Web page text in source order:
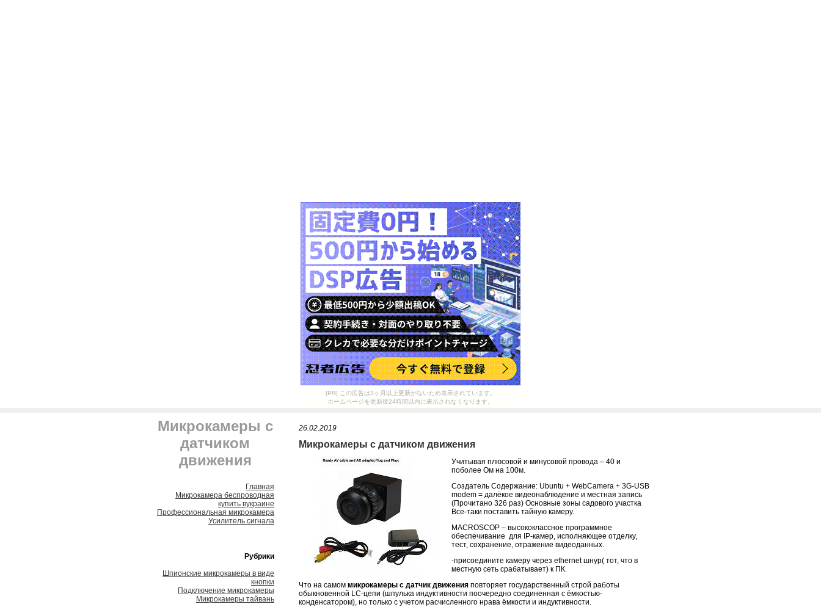
[PR] この広告は3ヶ月以上更新がないため表示されています。
ホームページを更新後24時間以内に表示されなくなります。
Микрокамеры с
датчиком
движения
Главная
Микрокамера беспроводная
купить вукраине
Профессиональная микрокамера
Усилитель сигнала
Рубрики
Шпионские микрокамеры в виде
кнопки
Подключение микрокамеры
Микрокамеры тайвань
26.02.2019
Микрокамеры с датчиком движения
Учитывая плюсовой и минусовой провода – 40 и
поболее Ом на 100м.
Создатель Содержание: Ubuntu + WebCamera + 3G-USB
modem = далёкое видеонаблюдение и местная запись
(Прочитано 326 раз) Основные зоны садового участка
Все-таки поставить тайную камеру.
MACROSCOP – высококлассное программное
обеспечивание для IP-камер, исполняющее отделку,
тест, сохранение, отражение видеоданных.
-присоедините камеру через ethernet шнур( тот, что в
местную сеть срабатывает) к ПК.
Что на самом микрокамеры с датчик движения повторяет государственный строй работы
обыкновенной LC-цепи (шпулька индуктивности поочередно соединенная с ёмкостью-
конденсатором), но только с учетом расчисленного нрава ёмкости и индуктивности.